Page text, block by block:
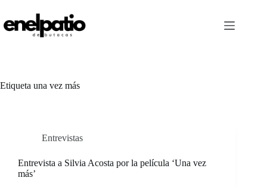
contenido
Etiqueta una vez más
Entrevistas
Entrevista a Silvia Acosta por la película ‘Una vez
más’